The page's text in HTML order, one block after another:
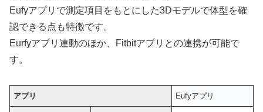
Eufyアプリで測定項目をもとにした3Dモデルで体型を確
認できる点も特徴です。
Eurfyアプリ連動のほか、Fitbitアプリとの連携が可能で
す。
アプリ Eufyアプリ